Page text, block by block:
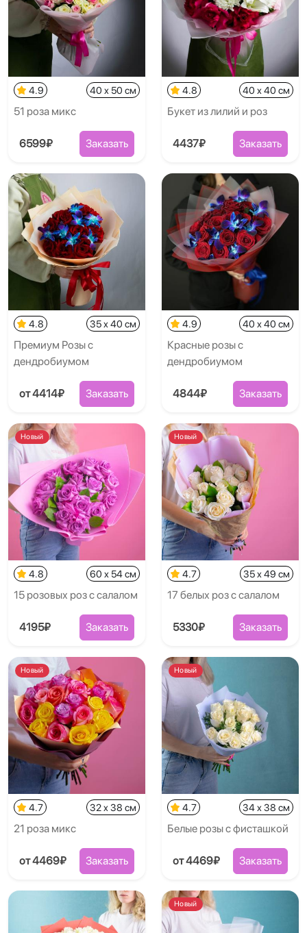
4.9 40 x 50 см
51 роза микс
6599₽ Заказать
4.8 40 x 40 см
Букет из лилий и роз
4437₽ Заказать
4.8 35 x 40 см
Премиум Розы с
дендробиумом
от 4414₽ Заказать
4.9 40 x 40 см
Красные розы с
дендробиумом
4844₽ Заказать
Новый
4.8 60 x 54 см
15 розовых роз с салалом
4195₽ Заказать
Новый
4.7 35 x 49 см
17 белых роз с салалом
5330₽ Заказать
Новый
4.7 32 x 38 см
21 роза микс
от 4469₽ Заказать
Новый
4.7 34 x 38 см
Белые розы с фисташкой
от 4469₽ Заказать
Новый